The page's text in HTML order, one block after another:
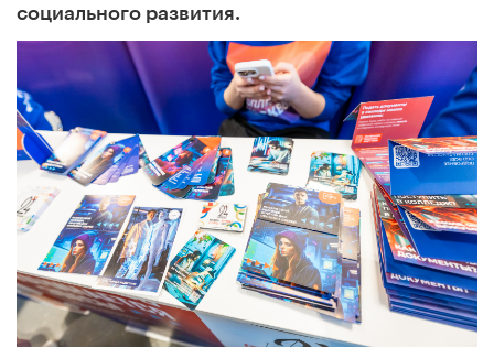
социального развития.